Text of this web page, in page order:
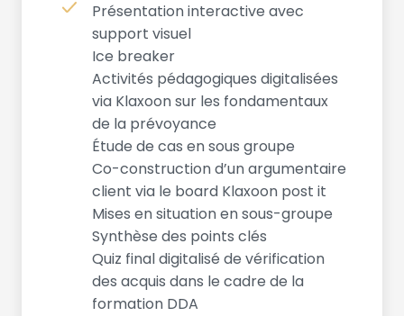
Présentation interactive avec
support visuel
Ice breaker
Activités pédagogiques digitalisées
via Klaxoon sur les fondamentaux
de la prévoyance
Étude de cas en sous groupe
Co-construction d’un argumentaire
client via le board Klaxoon post it
Mises en situation en sous-groupe
Synthèse des points clés
Quiz final digitalisé de vérification
des acquis dans le cadre de la
formation DDA